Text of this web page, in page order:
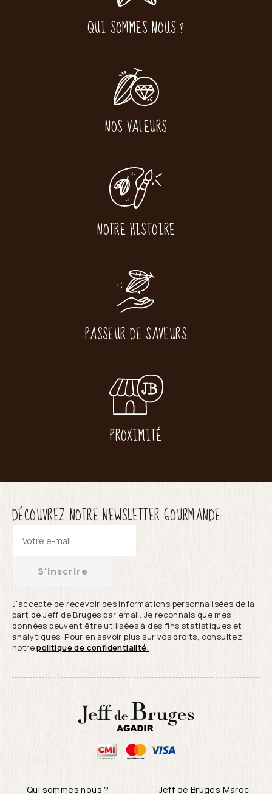
QUI SOMMES NOUS ?
NOS VALEURS
NOTRE HISTOIRE
PASSEUR DE SAVEURS
PROXIMITÉ
DÉCOUVREZ NOTRE NEWSLETTER GOURMANDE
S'inscrire
J’accepte de recevoir des informations personnalisées de la
part de Jeff de Bruges par email. Je reconnais que mes
données peuvent être utilisées à des fins statistiques et
analytiques. Pour en savoir plus sur vos droits, consultez
notrepolitique de confidentialité.
Qui sommes nous ? Jeff de Bruges Maroc